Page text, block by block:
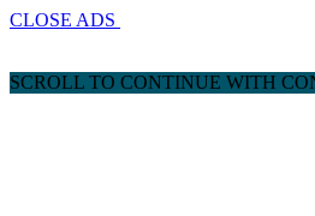
CLOSE ADS
SCROLL TO CONTINUE WITH